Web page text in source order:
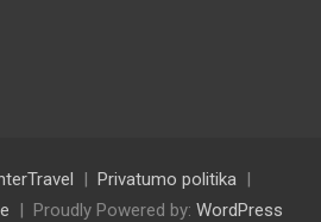
Privatumo politika
Proudly Powered by: WordPress